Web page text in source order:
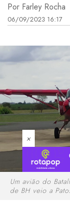
Por Farley Rocha
06/09/2023 16:17
×
Um avião do
de BH veio a